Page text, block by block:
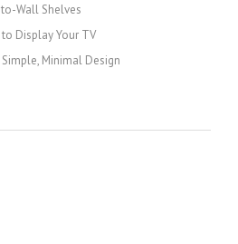
Wall Shelves
Display Your TV
Minimal Design